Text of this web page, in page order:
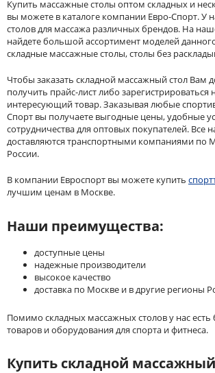
Купить массажные столы оптом складных и
вы можете в каталоге компании Евро-Спорт. У
столов для массажа различных брендов. На
найдете большой ассортимент моделей
складные массажные столы, столы без
Чтобы заказать складной массажный стол Вам
получить прайс-лист либо зарегистрироваться
интересующий товар. Заказывая любые
Спорт вы получаете выгодные цены, удобные
сотрудничества для оптовых покупателей. Все
доставляются транспортными компаниями по
России.
В компании Евроспорт вы можете купить
лучшим ценам в Москве.
Наши преимущества:
доступные цены
надежные производители
высокое качество
доставка по Москве и в другие регионы
Помимо складных массажных столов у нас
товаров и оборудования для спорта и фитнеса.
Купить складной